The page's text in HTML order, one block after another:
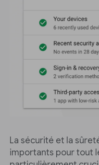
La sécurité et la
importants pour tout